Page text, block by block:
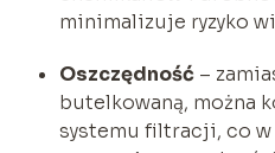
minimalizuje ryzyko
Oszczędność–
butelkowaną, można
systemu filtracji, co w